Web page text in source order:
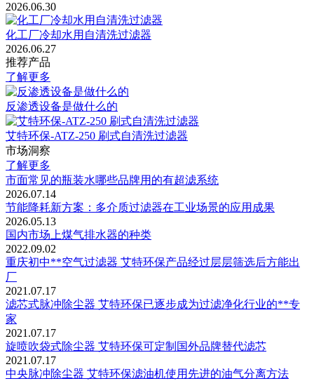
2026.06.30
化工厂冷却水用自清洗过滤器
2026.06.27
推荐产品
了解更多
反渗透设备是做什么的
艾特环保-ATZ-250 刷式自清洗过滤器
市场洞察
了解更多
市面常见的瓶装水哪些品牌用的有超滤系统
2026.07.14
节能降耗新方案：多介质过滤器在工业场景的应用成果
2026.05.13
国内市场上煤气排水器的种类
2022.09.02
重庆初中**空气过滤器 艾特环保产品经过层层筛选后方能出
厂
2021.07.17
滤芯式脉冲除尘器 艾特环保已逐步成为过滤净化行业的**专
家
2021.07.17
旋喷吹袋式除尘器 艾特环保可定制国外品牌替代滤芯
2021.07.17
中央脉冲除尘器 艾特环保滤油机使用先进的油气分离方法